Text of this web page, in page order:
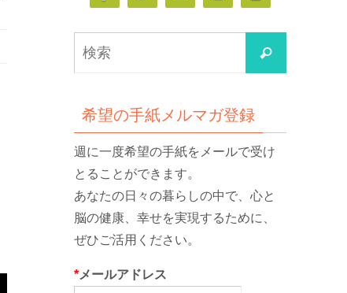
検
索
希望の手紙メルマガ登録
週に一度希望の手紙をメールで受け
とることができます。
あなたの日々の暮らしの中で、心と
脳の健康、幸せを実現するために、
ぜひご活用ください。
*メールアドレス